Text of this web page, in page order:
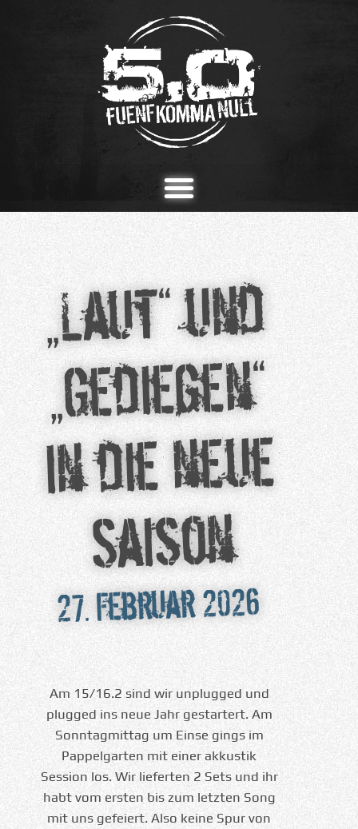
„Laut“ und
„Gediegen“
in die neue
Saison
27. Februar 2026
Am 15/16.2 sind wir unplugged und
plugged ins neue Jahr gestartert. Am
Sonntagmittag um Einse gings im
Pappelgarten mit einer akkustik
Session los. Wir lieferten 2 Sets und ihr
habt vom ersten bis zum letzten Song
mit uns gefeiert. Also keine Spur von